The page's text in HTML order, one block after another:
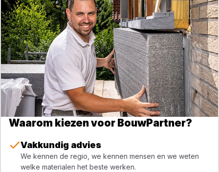
Waarom kiezen voor BouwPartner?
Vakkundig advies
We kennen de regio, we kennen mensen en we weten
welke materialen het beste werken.